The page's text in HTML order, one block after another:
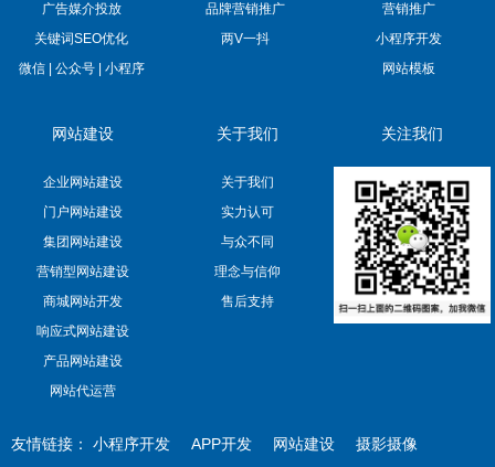
广告媒介投放
品牌营销推广
关键词SEO优化
两V一抖
微信 | 公众号 | 小程序
营销推广
小程序开发
网站模板
网站建设
企业网站建设
门户网站建设
集团网站建设
营销型网站建设
商城网站开发
响应式网站建设
产品网站建设
网站代运营
关于我们
关于我们
实力认可
与众不同
理念与信仰
售后支持
关注我们
友情链接： 小程序开发 APP开发 网站建设 摄影摄像